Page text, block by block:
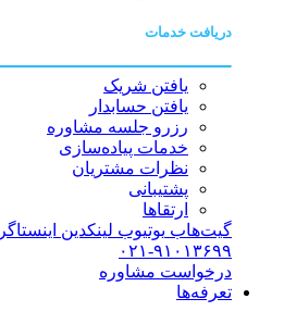
دریافت خدمات
یافتن شریک
یافتن حسابدار
رزرو جلسه مشاوره
خدمات پیاده‌سازی
نظرات مشتریان
پشتیبانی
ارتقاها
گیت‌هاب یوتیوب لینکدین
۰۲۱-۹۱۰۱۳۶۹۹
درخواست مشاوره
تعرفه‌ها